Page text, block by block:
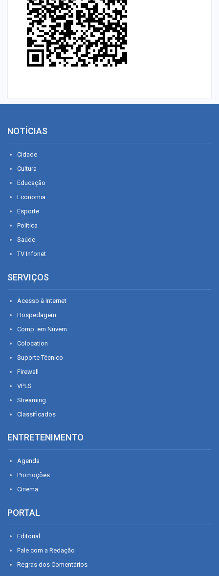
NOTÍCIAS
Cidade
Cultura
Educação
Economia
Esporte
Política
Saúde
TV Infonet
SERVIÇOS
Acesso à Internet
Hospedagem
Comp. em Nuvem
Colocation
Suporte Técnico
Firewall
VPLS
Streaming
Classificados
ENTRETENIMENTO
Agenda
Promoções
Cinema
PORTAL
Editorial
Fale com a Redação
Regras dos Comentários